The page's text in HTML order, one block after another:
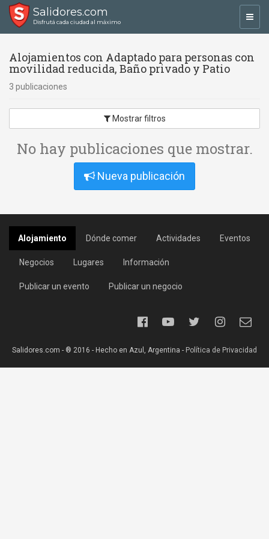
Salidores.com
Disfrutá cada ciudad al máximo
Alojamientos con Adaptado para personas con
movilidad reducida, Baño privado y Patio
3 publicaciones
Mostrar filtros
No hay publicaciones que mostrar.
Nueva publicación
Alojamiento Dónde comer Actividades Eventos
Negocios Lugares Información
Publicar un evento Publicar un negocio
Salidores.com - ® 2016 - Hecho en Azul, Argentina - Política de Privacidad